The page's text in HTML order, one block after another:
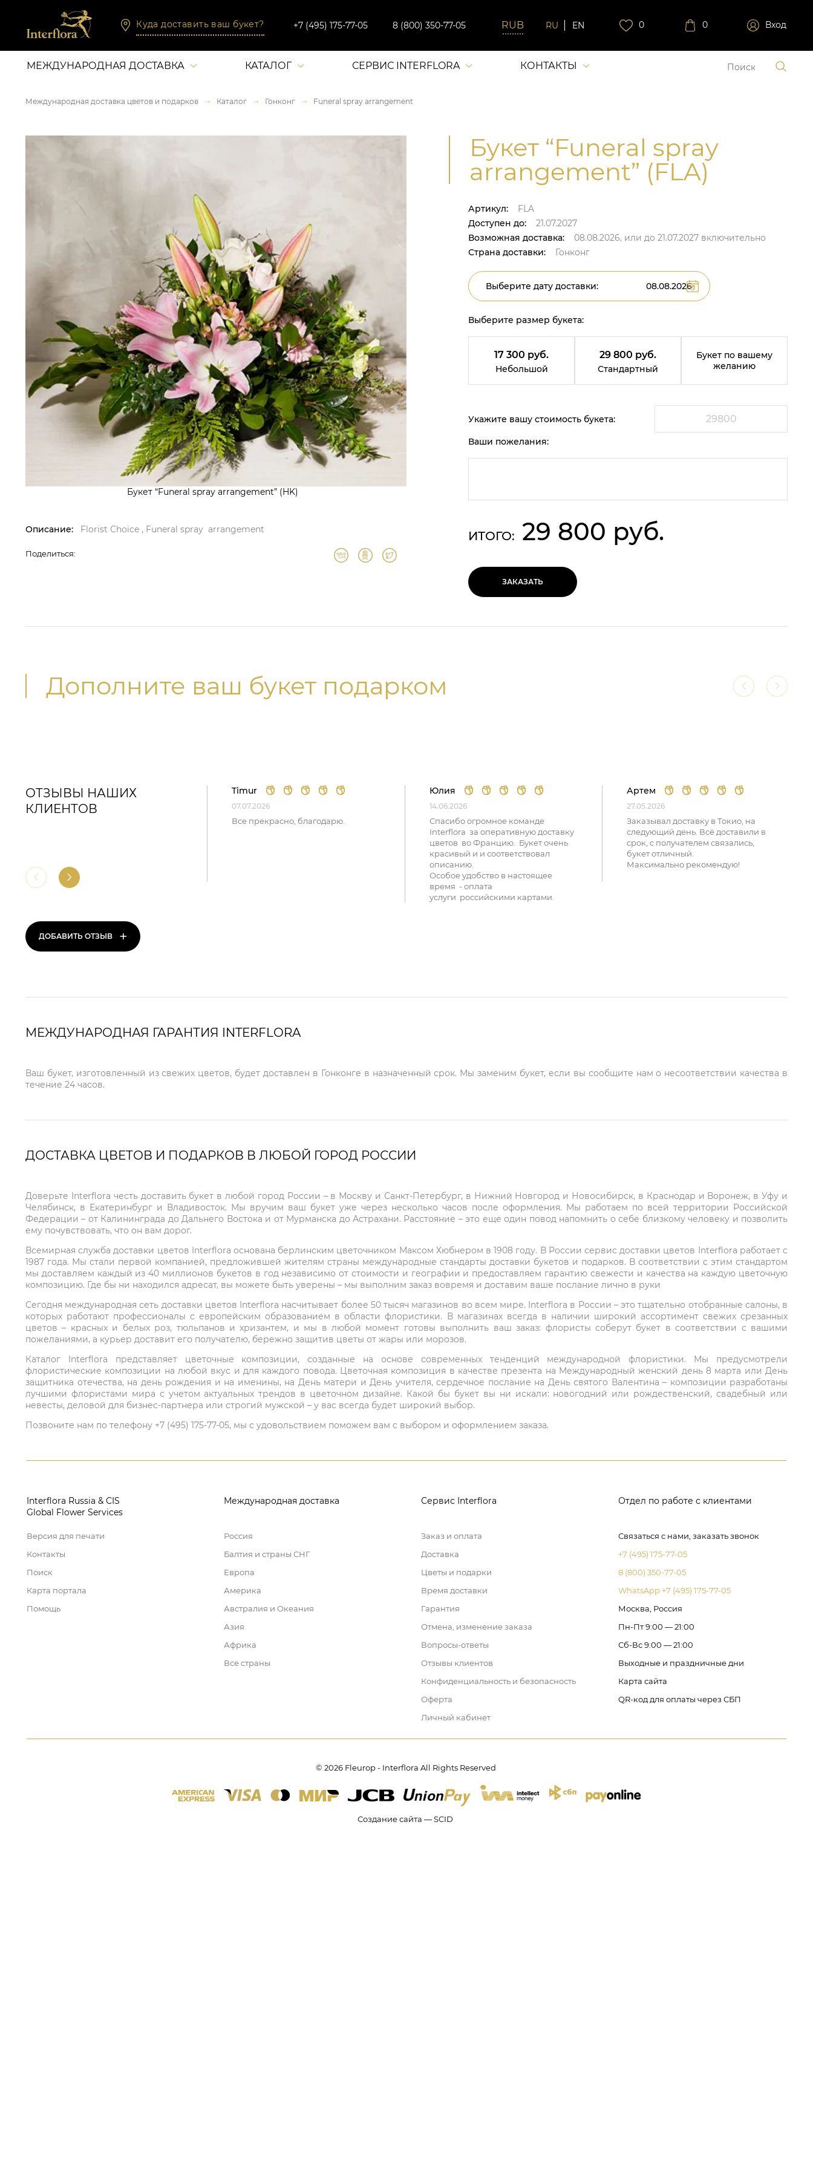
Куда доставить ваш букет? +7 (495) 175-77-05 8 (800) 350-77-05 RU EN 0 0 Вход
МЕЖДУНАРОДНАЯ ДОСТАВКА КАТАЛОГ СЕРВИС INTERFLORA КОНТАКТЫ
Международная доставка цветов и подарков Каталог Гонконг Funeral spray arrangement
Букет “Funeral spray arrangement” (HK)
Описание: Florist Choice , Funeral spray arrangement
Поделиться:
Букет “Funeral spray
arrangement” (FLA)
Артикул:
FLA
Доступен до:
21.07.2027
Возможная доставка:
08.08.2026, или до 21.07.2027 включительно
Страна доставки:
Гонконг
Выберите дату доставки:
Выберите размер букета:
17 300 руб.
Небольшой
29 800 руб.
Стандартный
Букет по вашему
желанию
Укажите вашу стоимость букета:
Ваши пожелания:
ИТОГО: 29 800 руб.
ЗАКАЗАТЬ
Дополните ваш букет подарком
ОТЗЫВЫ НАШИХ
КЛИЕНТОВ
ДОБАВИТЬ ОТЗЫВ +
Timur
07.07.2026
Все прекрасно, благодарю.
Юлия
14.06.2026
Спасибо огромное команде
Interflora за оперативную доставку
цветов во Францию. Букет очень
красивый и и соответствовал
описанию.
Особое удобство в настоящее
время - оплата
услуги российскими картами.
Артем
27.05.2026
Заказывал доставку в Токио, на
следующий день. Всё доставили в
срок, с получателем связались,
букет отличный.
Максимально рекомендую!
МЕЖДУНАРОДНАЯ ГАРАНТИЯ INTERFLORA
Ваш букет, изготовленный из свежих цветов, будет доставлен в Гонконге в назначенный срок. Мы заменим букет, если вы сообщите нам о несоответствии качества в
течение 24 часов.
ДОСТАВКА ЦВЕТОВ И ПОДАРКОВ В ЛЮБОЙ ГОРОД РОССИИ
Доверьте Interflora честь доставить букет в любой город России – в Москву и Санкт-Петербург, в Нижний Новгород и Новосибирск, в Краснодар и Воронеж, в Уфу и
Челябинск, в Екатеринбург и Владивосток. Мы вручим ваш букет уже через несколько часов после оформления. Мы работаем по всей территории Российской
Федерации – от Калининграда до Дальнего Востока и от Мурманска до Астрахани. Расстояние – это еще один повод напомнить о себе близкому человеку и позволить
ему почувствовать, что он вам дорог.
Всемирная служба доставки цветов Interflora основана берлинским цветочником Максом Хюбнером в 1908 году. В России сервис доставки цветов Interflora работает с
1987 года. Мы стали первой компанией, предложившей жителям страны международные стандарты доставки букетов и подарков. В соответствии с этим стандартом
мы доставляем каждый из 40 миллионов букетов в год независимо от стоимости и географии и предоставляем гарантию свежести и качества на каждую цветочную
композицию. Где бы ни находился адресат, вы можете быть уверены – мы выполним заказ вовремя и доставим ваше послание лично в руки
Сегодня международная сеть доставки цветов Interflora насчитывает более 50 тысяч магазинов во всем мире. Interflora в России – это тщательно отобранные салоны, в
которых работают профессионалы с европейским образованием в области флористики. В магазинах всегда в наличии широкий ассортимент свежих срезанных
цветов – красных и белых роз, тюльпанов и хризантем, и мы в любой момент готовы выполнить ваш заказ: флористы соберут букет в соответствии с вашими
пожеланиями, а курьер доставит его получателю, бережно защитив цветы от жары или морозов.
Каталог Interflora представляет цветочные композиции, созданные на основе современных тенденций международной флористики. Мы предусмотрели
флористические композиции на любой вкус и для каждого повода. Цветочная композиция в качестве презента на Международный женский день 8 марта или День
защитника отечества, на день рождения и на именины, на День матери и День учителя, сердечное послание на День святого Валентина – композиции разработаны
лучшими флористами мира с учетом актуальных трендов в цветочном дизайне. Какой бы букет вы ни искали: новогодний или рождественский, свадебный или
невесты, деловой для бизнес-партнера или строгий мужской – у вас всегда будет широкий выбор.
Позвоните нам по телефону +7 (495) 175-77-05, мы с удовольствием поможем вам с выбором и оформлением заказа.
Interflora Russia & CIS
Global Flower Services
Версия для печати
Контакты
Поиск
Карта портала
Помощь
Международная доставка
Россия
Балтия и страны СНГ
Европа
Америка
Австралия и Океания
Азия
Африка
Все страны
Сервис Interflora
Заказ и оплата
Доставка
Цветы и подарки
Время доставки
Гарантия
Отмена, изменение заказа
Вопросы-ответы
Отзывы клиентов
Конфиденциальность и безопасность
Оферта
Личный кабинет
Отдел по работе с клиентами
Связаться с нами, заказать звонок
+7 (495) 175-77-05
8 (800) 350-77-05
WhatsApp +7 (495) 175-77-05
Москва, Россия
Пн-Пт 9:00 — 21:00
Сб-Вс 9:00 — 21:00
Выходные и праздничные дни
Карта сайта
QR-код для оплаты через СБП
© 2026 Fleurop - Interflora All Rights Reserved
Создание сайта — SCID